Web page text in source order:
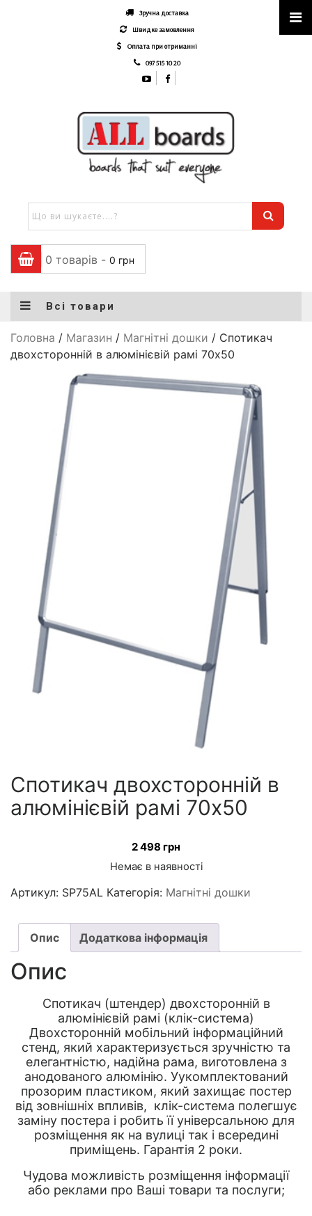
Зручна доставка
Швидке замовлення
Оплата при отриманні
097 515 10 20
0 товарів - 0 грн
Всі товари
Головна / Магазин / Магнітні дошки / Спотикач
двохсторонній в алюмінієвій рамі 70х50
Спотикач двохсторонній в
алюмінієвій рамі 70х50
2 498 грн
Немає в наявності
Артикул: SP75AL Категорія: Магнітні дошки
Опис Додаткова інформація
Опис
Спотикач (штендер) двохсторонній в
алюмінієвій рамі (клік-система)
Двохсторонній мобільний інформаційний
стенд, який характеризується зручністю та
елегантністю, надійна рама, виготовлена з
анодованого алюмінію. Уукомплектований
прозорим пластиком, який захищає постер
від зовнішніх впливів, клік-система полегшує
заміну постера і робить її універсальною для
розміщення як на вулиці так і всередині
приміщень. Гарантія 2 роки.
Чудова можливість розміщення інформації
або реклами про Ваші товари та послуги;